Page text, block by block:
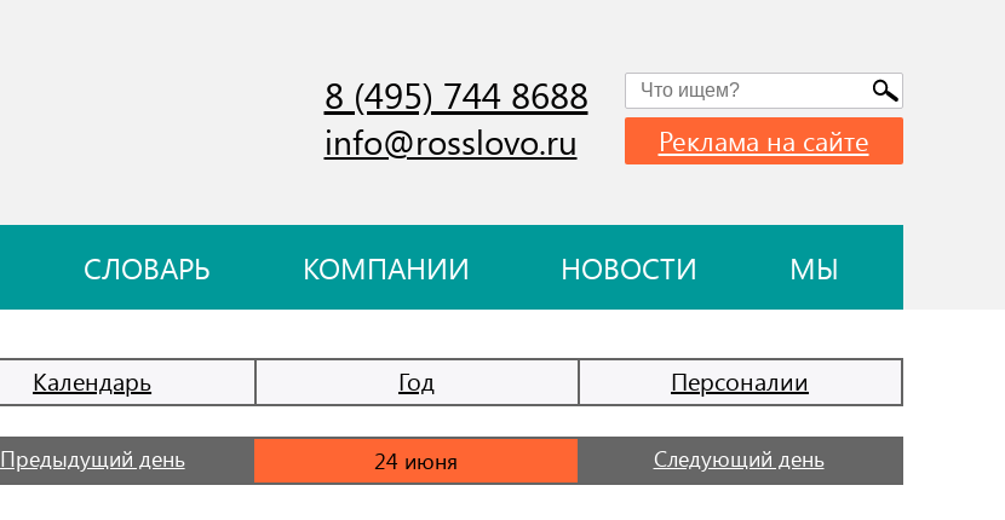
8 (495) 744 8688
info@rosslovo.ru Реклама на сайте
СЛОВАРЬ КОМПАНИИ НОВОСТИ МЫ
Календарь Год Персоналии
Предыдущий день Следующий день